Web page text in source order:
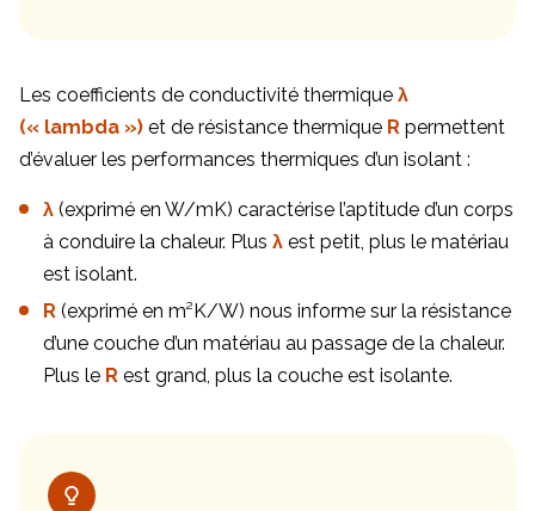
Les coefficients de conductivité thermique λ
(« lambda ») et de résistance thermique R permettent
d’évaluer les performances thermiques d’un isolant :
λ (exprimé en W/mK) caractérise l’aptitude d’un corps
à conduire la chaleur. Plus λ est petit, plus le matériau
est isolant.
R (exprimé en m²K/W) nous informe sur la résistance
d’une couche d’un matériau au passage de la chaleur.
Plus le R est grand, plus la couche est isolante.